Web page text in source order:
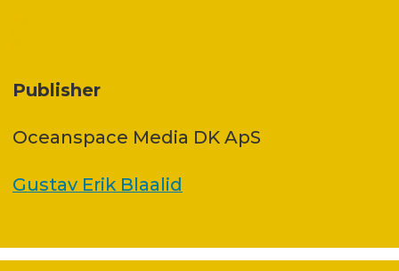
Publisher
Oceanspace Media DK ApS
Gustav Erik Blaalid